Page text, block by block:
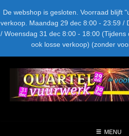
De webshop is gesloten. Voorraad blijft
verkoop. Maandag 29 dec 8:00 - 23:59 /
/ Woensdag 31 dec 8:00 - 18:00
ook losse verkoop) (zonder
naar
inhoud
LEVERANCIERS TYPE AANBIEDINGEN
NIEUW DIT JAAR
MENU